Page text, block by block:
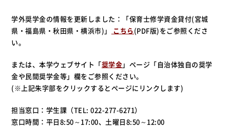
学外奨学金の情報を更新しました：「保育士修学資金貸付(宮城
県・福島県・秋田県・横浜市)」
こちら(PDF版)をご参照くださ
い。
または、本学ウェブサイト「奨学金」ページ「自治体独自の奨学
金や民間奨学金等」欄をご参照ください。
(※上記朱字部をクリックするとページにリンクします)
担当窓口：学生課（TEL: 022-277-6271）
窓口時間：平日8:50～17:00、土曜日8:50～12:00